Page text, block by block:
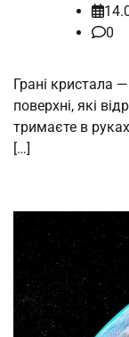
0
Грані кристала —
поверхні, які
тримаєте в
[…]